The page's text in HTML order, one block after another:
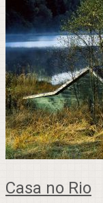
Casa no Rio